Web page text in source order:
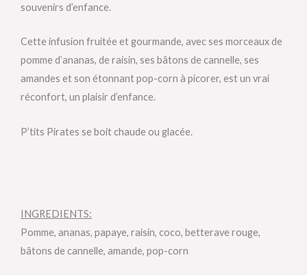
souvenirs d’enfance.
Cette infusion fruitée et gourmande, avec ses morceaux de
pomme d’ananas, de raisin, ses bâtons de cannelle, ses
amandes et son étonnant pop-corn à picorer, est un vrai
réconfort, un plaisir d’enfance.
P’tits Pirates se boit chaude ou glacée.
INGREDIENTS:
Pomme, ananas, papaye, raisin, coco, betterave rouge,
bâtons de cannelle, amande, pop-corn